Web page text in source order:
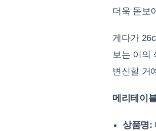
더욱 돋보
게다가
보는 이의
변신할 거
메리테이
상품명: